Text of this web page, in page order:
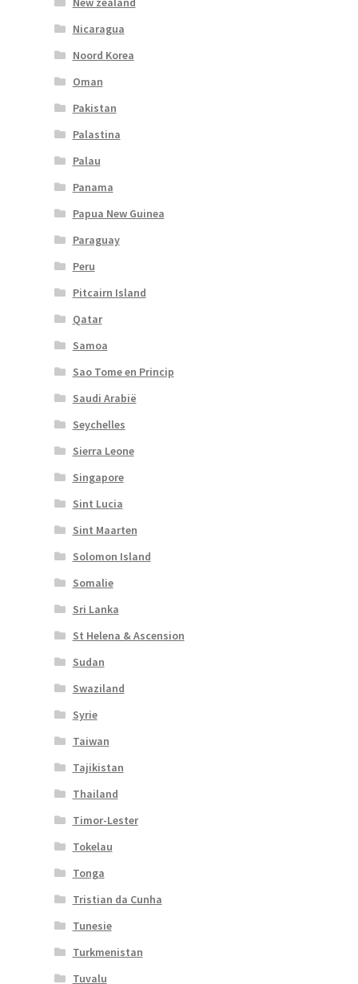
Nicaragua
Noord Korea
Oman
Pakistan
Palastina
Palau
Panama
Papua New Guinea
Paraguay
Peru
Pitcairn Island
Qatar
Samoa
Sao Tome en Princip
Saudi Arabië
Seychelles
Sierra Leone
Singapore
Sint Lucia
Sint Maarten
Solomon Island
Somalie
Sri Lanka
St Helena & Ascension
Sudan
Swaziland
Syrie
Taiwan
Tajikistan
Thailand
Timor-Lester
Tokelau
Tonga
Tristian da Cunha
Tunesie
Turkmenistan
Tuvalu